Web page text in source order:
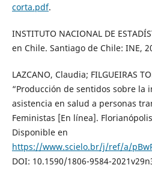
corta.pdf.
INSTITUTO NACIONAL DE
en Chile. Santiago de Chile: INE,
LAZCANO, Claudia; FILGUEIRAS
“Producción de sentidos sobre la
asistencia en salud a personas
Feministas [En línea].
Disponible en
https://www.scielo.br/j/ref/a/
DOI: 10.1590/1806-9584-